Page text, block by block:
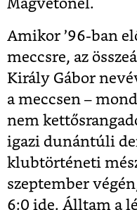
Magvetőnél.
Amikor ’96-ban
meccsre, az
Király Gábor
a meccsen –
nem
igazi dunántúli
klubtörténeti
szeptember
6:0 ide. Álltam a